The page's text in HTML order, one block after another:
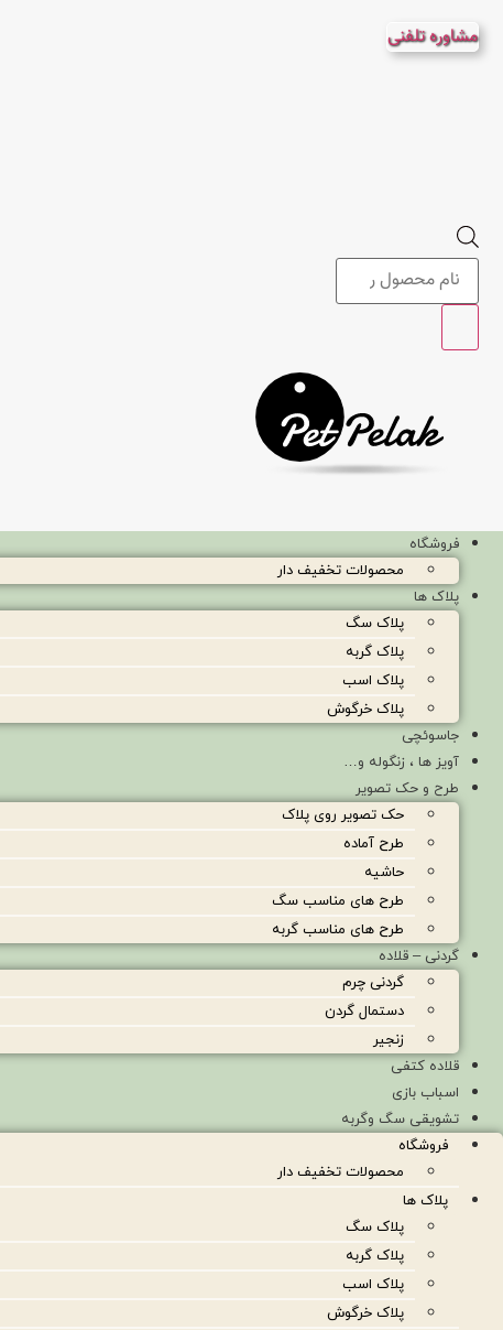
محتوا
مشاوره تلفنی
Products
search
فروشگاه
محصولات تخفیف دار
پلاک ها
پلاک سگ
پلاک گربه
پلاک اسب
پلاک خرگوش
جاسوئچی
آویز ها ، زنگوله و…
طرح و حک تصویر
حک تصویر روی پلاک
طرح آماده
حاشیه
طرح های مناسب سگ
طرح های مناسب گربه
گردنی – قلاده
گردنی چرم
دستمال گردن
زنجیر
قلاده کتفی
اسباب بازی
تشویقی سگ وگربه
فروشگاه
محصولات تخفیف دار
پلاک ها
پلاک سگ
پلاک گربه
پلاک اسب
پلاک خرگوش